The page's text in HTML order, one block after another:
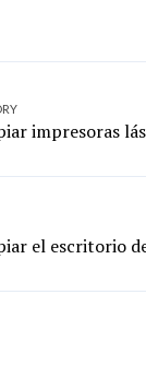
impresoras
el escritorio